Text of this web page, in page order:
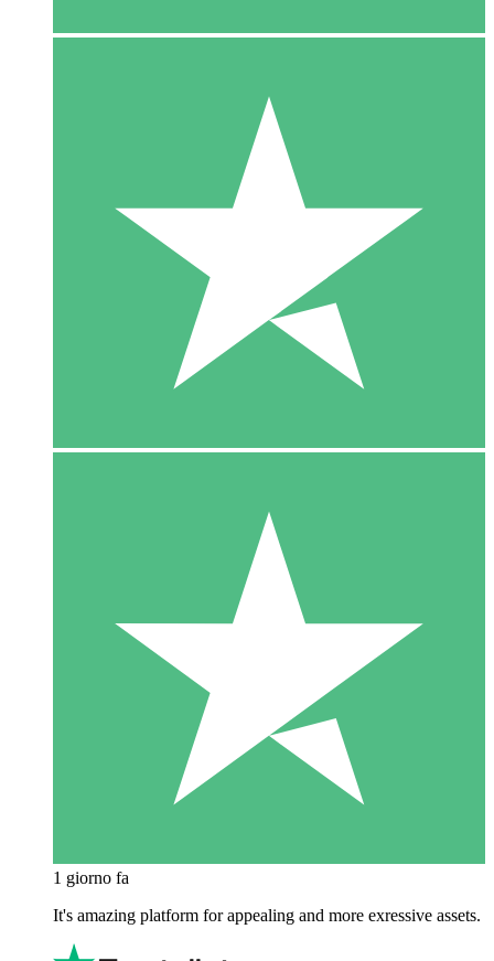
1 giorno fa
It's amazing platform for appealing and more exressive assets.